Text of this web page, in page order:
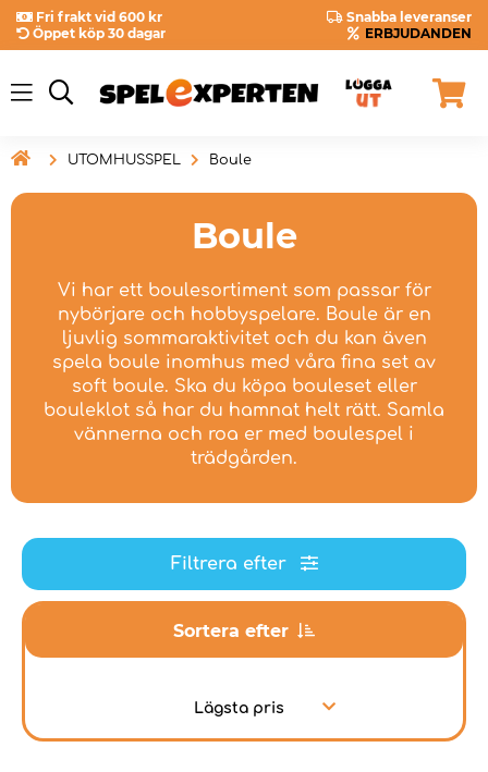
Fri frakt vid 600 kr
Snabba leveranser
Öppet köp 30 dagar
ERBJUDANDEN
 UTOMHUSSPEL Boule
Boule
Vi har ett boulesortiment som passar för
nybörjare och hobbyspelare. Boule är en
ljuvlig sommaraktivitet och du kan även
spela boule inomhus med våra fina set av
soft boule. Ska du köpa bouleset eller
bouleklot så har du hamnat helt rätt. Samla
vännerna och roa er med boulespel i
trädgården.
Filtrera efter
Sortera efter
Lägsta pris